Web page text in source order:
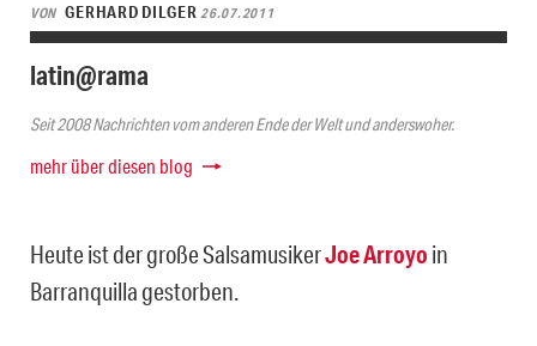
VON GERHARD DILGER26.07.2011
latin@rama
Seit 2008 Nachrichten vom anderen Ende der Welt und anderswoher.
mehr über diesen blog
Heute ist der große SalsamusikerJoe Arroyo in
Barranquilla gestorben.